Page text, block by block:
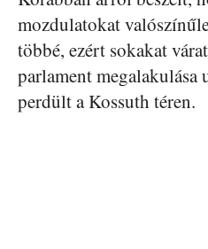
mozdulatokat
többé, ezért sokakat
parlament megalakulása
perdült a Kossuth téren.